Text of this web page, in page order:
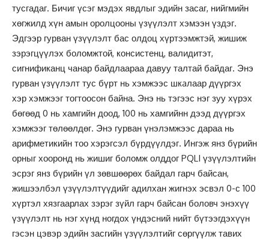
тусгадаг. Бичиг үсэг мэдэх явдлыг эдийн засаг, нийгмийн
хөгжилд хүн амын оролцооны үзүүлэлт хэмээн үздэг.
Эдгээр гурван үзүүлэлт бас олдоц хүртээмжтэй, жишиж
зэрэгцүүлэх боломжтой, консистенц, валидитэт,
сигнификанц чанар байдлаараа давуу талтай байдаг. Энэ
гурван үзүүлэлт тус бүрт нь хэмжээс шкaлаар дүүргэх
хэр хэмжээг тогтоосон байна. Энэ нь тэгээс нэг зуу хүрэх
бөгөөд 0 нь хамгийн доод, 100 нь хамгийнн дээд дүүргэх
хэмжээг төлөөлдөг. Энэ гурван үнэлэмжээс дараа нь
арифметикийн тоо хэрэгсэл бүрдүүлдэг. Ингэж янз бүрийн
орныг хооронд нь жишиг боломж олддог PQLI үзүүлэлтийн
эсрэг янз бүрийн үл зөвшөөрөх байдал гарч байсан,
жишээлбэл үзүүлэлтүүдийг адилхан жигнэх эсвэл 0-с 100
хүртэл хязгаарлах зэрэг зүйл гарч байсан боловч энэхүү
үзүүлэлт нь нэг хүнд ногдох үндэсний нийт бүтээгдэхүүн
гэсэн цэвэр эдийн засгийн үзүүлэлтийг сөргүүлж тавих